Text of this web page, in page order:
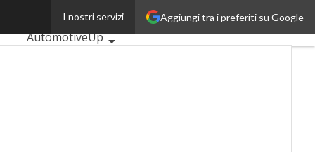
Aggiungi tra i preferiti su Google
I nostri servizi
Ultimi articoli
AutomotiveUp